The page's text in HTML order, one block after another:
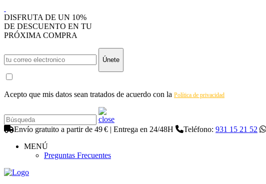
DISFRUTA DE UN 10%
DE DESCUENTO EN TU
PRÓXIMA COMPRA
Únete
Acepto que mis datos sean tratados de acuerdo con la Política de privacidad
Envío gratuito a partir de 49 € | Entrega en 24/48H Teléfono: 931 15 21 52
MENÚ
Preguntas Frecuentes